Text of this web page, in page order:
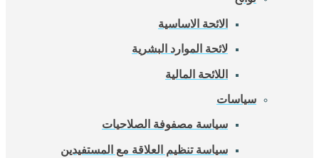
الائحة الاساسية
لائحة الموارد البشرية
اللائحة المالية
سياسات
سياسة مصفوفة الصلاحيات
سياسة تنظيم العلاقة مع المستفيدين